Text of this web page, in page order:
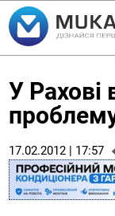
У Рахові
17.02.2012 | 17:57